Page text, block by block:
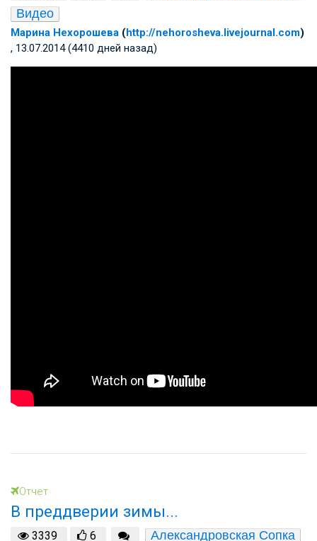
Видео
Марина Нехорошева (http://nehorosheva.livejournal.com)
, 13.07.2014 (4410 дней назад)
Отчет
В преддверии зимы...
3339 6
Александровская Сопка